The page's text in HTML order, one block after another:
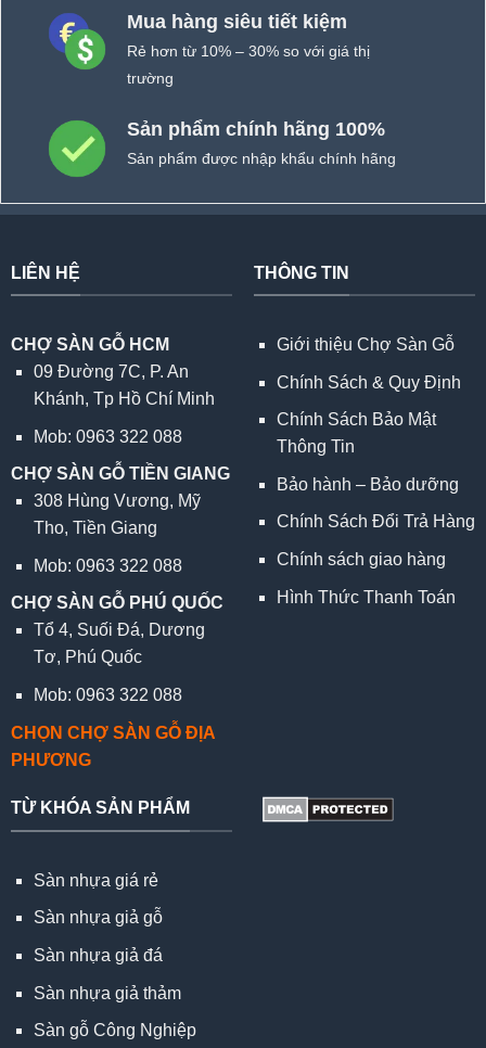
Mua hàng siêu tiết kiệm
Rẻ hơn từ 10% – 30% so với giá thị
trường
Sản phẩm chính hãng 100%
Sản phẩm được nhập khẩu chính hãng
LIÊN HỆ
CHỢ SÀN GỖ HCM
09 Đường 7C, P. An
Khánh, Tp Hồ Chí Minh
Mob: 0963 322 088
CHỢ SÀN GỖ TIỀN GIANG
308 Hùng Vương, Mỹ
Tho, Tiền Giang
Mob: 0963 322 088
CHỢ SÀN GỖ PHÚ QUỐC
Tổ 4, Suối Đá, Dương
Tơ, Phú Quốc
Mob: 0963 322 088
CHỌN CHỢ SÀN GỖ ĐỊA
PHƯƠNG
THÔNG TIN
Giới thiệu Chợ Sàn Gỗ
Chính Sách & Quy Định
Chính Sách Bảo Mật
Thông Tin
Bảo hành – Bảo dưỡng
Chính Sách Đổi Trả Hàng
Chính sách giao hàng
Hình Thức Thanh Toán
TỪ KHÓA SẢN PHẨM
Sàn nhựa giá rẻ
Sàn nhựa giả gỗ
Sàn nhựa giả đá
Sàn nhựa giả thảm
Sàn gỗ Công Nghiệp